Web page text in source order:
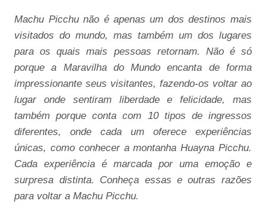
Machu Picchu não é apenas um dos destinos mais
visitados do mundo, mas também um dos lugares
para os quais mais pessoas retornam. Não é só
porque a Maravilha do Mundo encanta de forma
impressionante seus visitantes, fazendo-os voltar ao
lugar onde sentiram liberdade e felicidade, mas
também porque conta com 10 tipos de ingressos
diferentes, onde cada um oferece experiências
únicas, como conhecer a montanha Huayna Picchu.
Cada experiência é marcada por uma emoção e
surpresa distinta. Conheça essas e outras razões
para voltar a Machu Picchu.